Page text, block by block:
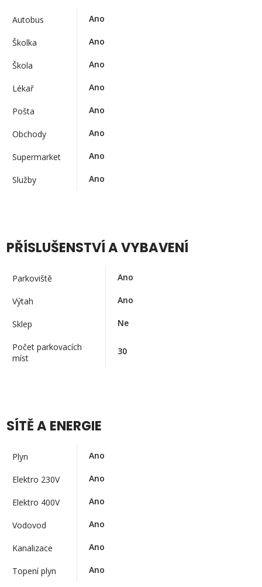
Autobus Ano
Školka Ano
Škola Ano
Lékař Ano
Pošta Ano
Obchody Ano
Supermarket Ano
Služby Ano
PŘÍSLUŠENSTVÍ A VYBAVENÍ
Parkoviště Ano
Výtah Ano
Sklep Ne
Počet parkovacích
míst
30
SÍTĚ A ENERGIE
Plyn Ano
Elektro 230V Ano
Elektro 400V Ano
Vodovod Ano
Kanalizace Ano
Topení plyn Ano